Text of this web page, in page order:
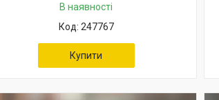
В наявності
247767
Купити